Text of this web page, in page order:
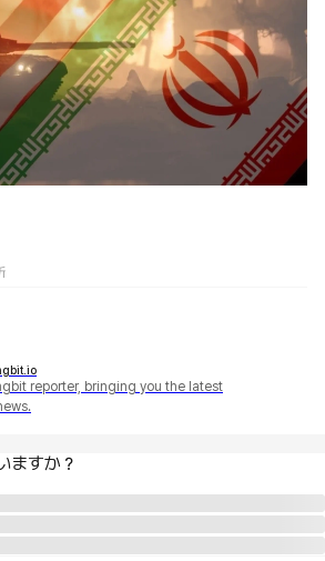
reporter, bringing you the latest
ますか？